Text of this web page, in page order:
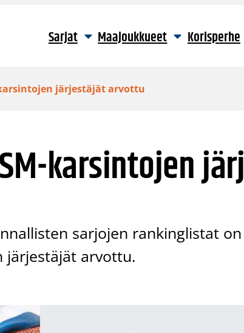
Sarjat Maajoukkueet Korisperhe
järjestäjät arvottu
karsintojen
sarjojen rankinglistat
järjestäjät arvottu.